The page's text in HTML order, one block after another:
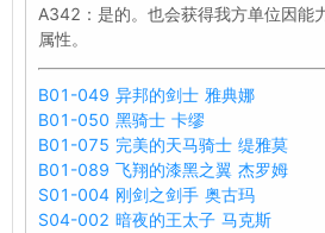
A342：是的。也会获得我方单位因能
属性。
B01-049 异邦的剑士 雅典娜
B01-050 黑骑士 卡缪
B01-075 完美的天马骑士 缇雅莫
B01-089 飞翔的漆黑之翼 杰罗姆
S01-004 刚剑之剑手 奥古玛
S04-002 暗夜的王太子 马克斯